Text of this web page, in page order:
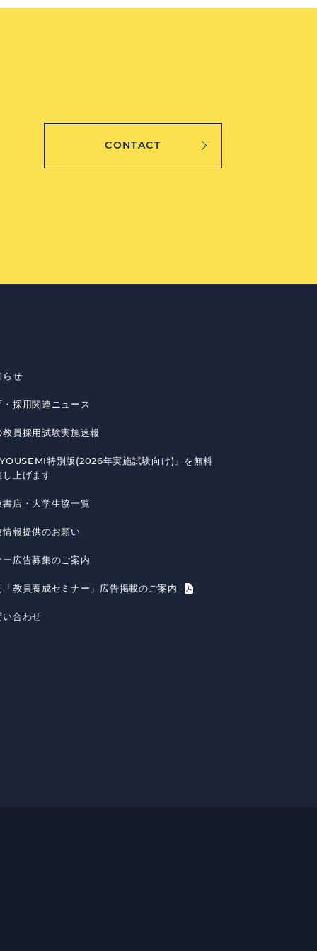
CONTACT
らせ
・採用関連ニュース
教員採用試験実施速報
特別版(2026年実施試験向け)」を無料
し上げます
書店・大学生協一覧
情報提供のお願い
ー広告募集のご案内
「教員養成セミナー」広告掲載のご案内
い合わせ